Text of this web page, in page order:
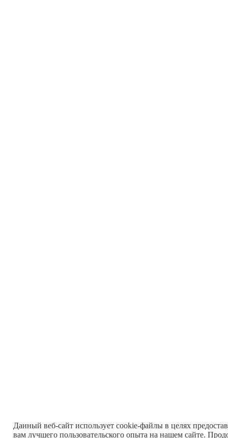
Данный веб-сайт использует cookie-файлы в целях
вам лучшего пользовательского опыта на нашем сайте.